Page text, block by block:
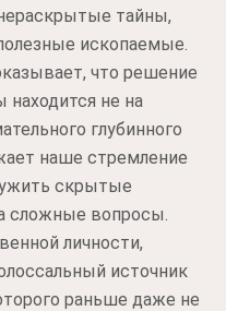
тайны,
ископаемые.
что решение
не на
глубинного
наше стремление
скрытые
сложные вопросы.
личности,
источник
раньше даже не